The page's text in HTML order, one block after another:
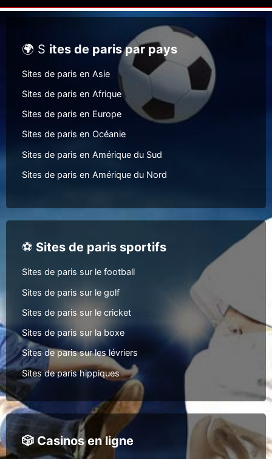
🌍 S ites de paris par pays
Sites de paris en Asie
Sites de paris en Afrique
Sites de paris en Europe
Sites de paris en Océanie
Sites de paris en Amérique du Sud
Sites de paris en Amérique du Nord
⚽ Sites de paris sportifs
Sites de paris sur le football
Sites de paris sur le golf
Sites de paris sur le cricket
Sites de paris sur la boxe
Sites de paris sur les lévriers
Sites de paris hippiques
🎲 Casinos en ligne